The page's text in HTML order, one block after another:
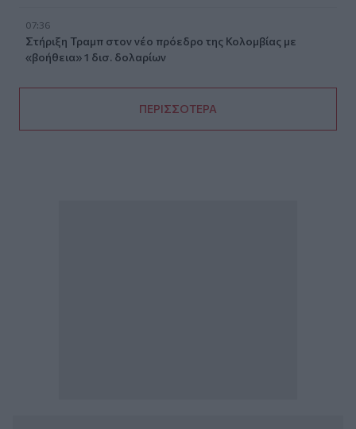
07:36
Στήριξη Τραμπ στον νέο πρόεδρο της Κολομβίας με
«βοήθεια» 1 δισ. δολαρίων
ΠΕΡΙΣΣΟΤΕΡΑ